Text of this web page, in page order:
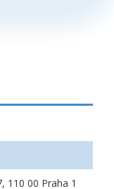
110 00 Praha 1